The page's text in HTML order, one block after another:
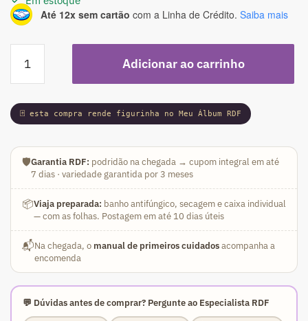
Até 12x sem cartão com a Linha de Crédito. Saiba mais
Rosa
do
Deserto
Pluto
(Vinho
quantidade
Adicionar ao carrinho
🃏 esta compra rende figurinha no Meu Álbum RDF
🛡️Garantia RDF: podridão na chegada → cupom integral em até
7 dias · variedade garantida por 3 meses
📦Viaja preparada: banho antifúngico, secagem e caixa individual
— com as folhas. Postagem em até 10 dias úteis
📬Na chegada, o manual de primeiros cuidadosacompanha a
encomenda
💬 Dúvidas antes de comprar? Pergunte ao Especialista RDF